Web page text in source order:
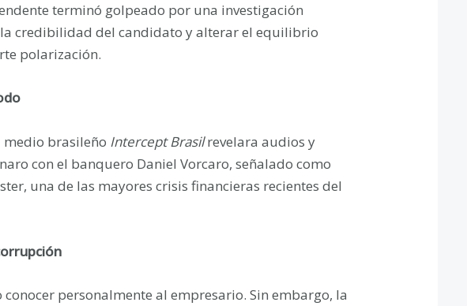
terminó golpeado por una investigación
credibilidad del candidato y alterar el equilibrio
polarización.
medio brasileño Intercept Brasilrevelara audios y
con el banquero Daniel Vorcaro, señalado como
una de las mayores crisis financieras recientes del
personalmente al empresario. Sin embargo, la